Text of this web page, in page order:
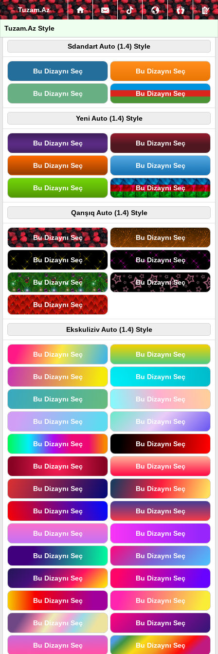
Tuzam.Az
Tuzam.Az Style
Sdandart Auto (1.4) Style
Bu Dizaynı Seç Bu Dizaynı Seç
Bu Dizaynı Seç Bu Dizaynı Seç
Yeni Auto (1.4) Style
Bu Dizaynı Seç Bu Dizaynı Seç
Bu Dizaynı Seç Bu Dizaynı Seç
Bu Dizaynı Seç Bu Dizaynı Seç
Qarışıq Auto (1.4) Style
Bu Dizaynı Seç Bu Dizaynı Seç
Bu Dizaynı Seç Bu Dizaynı Seç
Bu Dizaynı Seç Bu Dizaynı Seç
Bu Dizaynı Seç
Ekskuliziv Auto (1.4) Style
Bu Dizaynı Seç Bu Dizaynı Seç
Bu Dizaynı Seç Bu Dizaynı Seç
Bu Dizaynı Seç Bu Dizaynı Seç
Bu Dizaynı Seç Bu Dizaynı Seç
Bu Dizaynı Seç Bu Dizaynı Seç
Bu Dizaynı Seç Bu Dizaynı Seç
Bu Dizaynı Seç Bu Dizaynı Seç
Bu Dizaynı Seç Bu Dizaynı Seç
Bu Dizaynı Seç Bu Dizaynı Seç
Bu Dizaynı Seç Bu Dizaynı Seç
Bu Dizaynı Seç Bu Dizaynı Seç
Bu Dizaynı Seç Bu Dizaynı Seç
Bu Dizaynı Seç Bu Dizaynı Seç
Bu Dizaynı Seç Bu Dizaynı Seç